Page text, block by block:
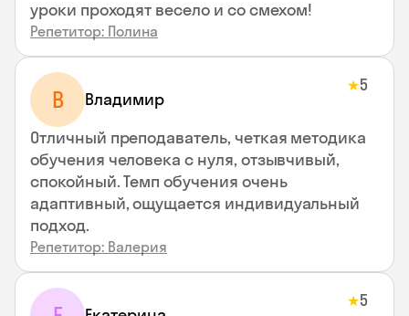
уроки проходят весело и со смехом!
Репетитор: Полина
В Владимир
★5
Отличный преподаватель, четкая методика
обучения человека с нуля, отзывчивый,
спокойный. Темп обучения очень
адаптивный, ощущается индивидуальный
подход.
Репетитор: Валерия
★5